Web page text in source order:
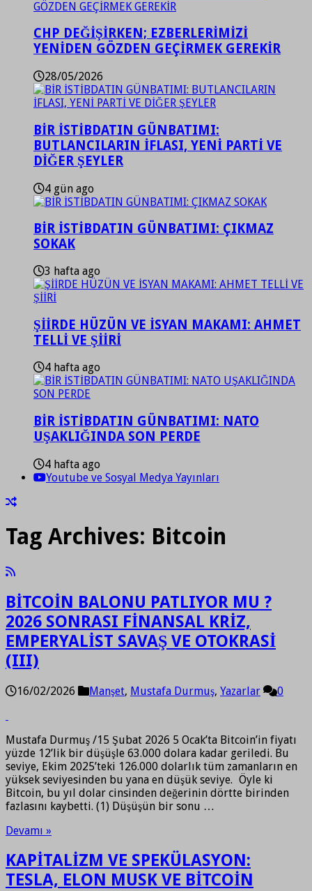
CHP DEĞİŞİRKEN; EZBERLERİMİZİ
YENİDEN GÖZDEN GEÇİRMEK GEREKİR
28/05/2026
BİR İSTİBDATIN GÜNBATIMI:
BUTLANCILARIN İFLASI, YENİ PARTİ VE
DİĞER ŞEYLER
4 gün ago
BİR İSTİBDATIN GÜNBATIMI: ÇIKMAZ
SOKAK
3 hafta ago
ŞİİRDE HÜZÜN VE İSYAN MAKAMI: AHMET
TELLİ VE ŞİİRİ
4 hafta ago
BİR İSTİBDATIN GÜNBATIMI: NATO
UŞAKLIĞINDA SON PERDE
4 hafta ago
Youtube ve Sosyal Medya Yayınları
Tag Archives: Bitcoin
BİTCOİN BALONU PATLIYOR MU ?
2026 SONRASI FİNANSAL KRİZ,
EMPERYALİST SAVAŞ VE OTOKRASİ
(III)
16/02/2026 Manşet, Mustafa Durmuş, Yazarlar 0
Mustafa Durmuş /15 Şubat 2026 5 Ocak’ta Bitcoin’in fiyatı
yüzde 12’lik bir düşüşle 63.000 dolara kadar geriledi. Bu
seviye, Ekim 2025’teki 126.000 dolarlık tüm zamanların en
yüksek seviyesinden bu yana en düşük seviye. Öyle ki
Bitcoin, bu yıl dolar cinsinden değerinin dörtte birinden
fazlasını kaybetti. (1) Düşüşün bir sonu …
Devamı »
KAPİTALİZM VE SPEKÜLASYON:
TESLA, ELON MUSK VE BİTCOİN